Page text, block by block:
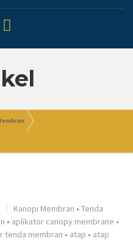
>
Kanopi Membran • Tenda
• aplikator canopy membrane •
tenda membran • atap • atap